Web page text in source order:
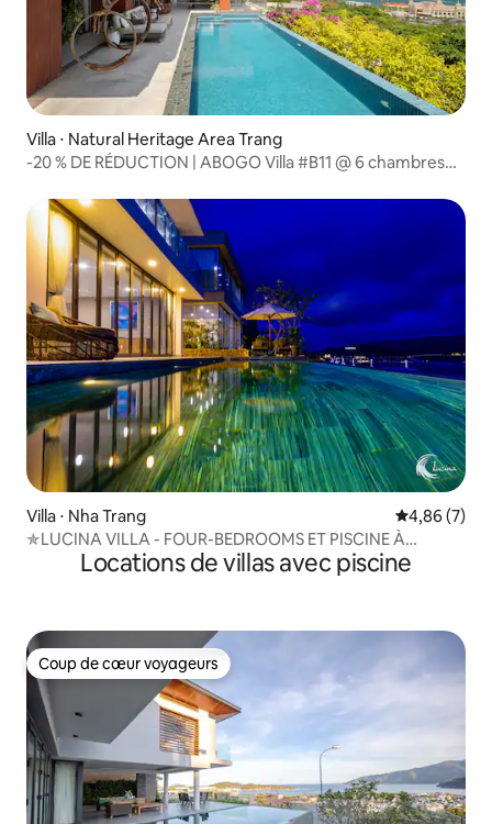
Villa ⋅ Natural Heritage Area Trang
-20 % DE RÉDUCTION | ABOGO Villa #B11 @ 6 chambres
Villa ⋅ Nha Trang Évaluation
4,86 (7)
✯LUCINA VILLA - FOUR-BEDROOMS ET PISCINE À
DÉBORDEMENT✯
Locations de villas avec piscine
Coup de cœur voyageurs
Coup de cœur voyageurs